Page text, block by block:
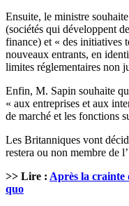
Ensuite, le ministre
(sociétés qui développent
finance) et « des initiatives
nouveaux entrants, en
limites réglementaires non
Enfin, M. Sapin souhaite
« aux entreprises et aux
de marché et les fonctions
Les Britanniques vont
restera ou non membre de
>> Lire : Après la crainte
quo